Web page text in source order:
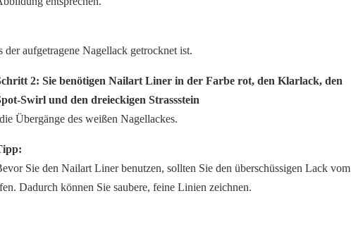
aufgetragene Nagellack getrocknet ist.
2: Sie benötigen Nailart Liner in der Farbe rot, den Klarlack, den
Swirl und den dreieckigen Strassstein
Übergänge des weißen Nagellackes.
Sie den Nailart Liner benutzen, sollten Sie den überschüssigen Lack vom
Dadurch können Sie saubere, feine Linien zeichnen.